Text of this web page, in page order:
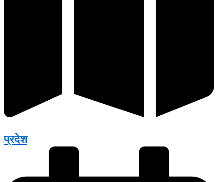
प्रदेश